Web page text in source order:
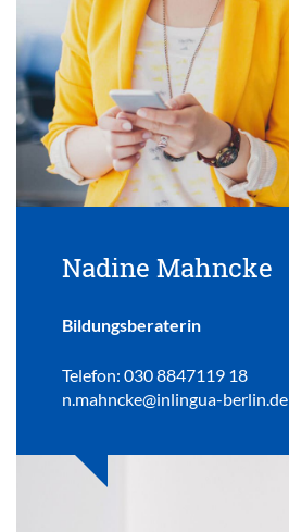
Nadine Mahncke
Bildungsberaterin
Telefon: 030 8847119 18
n.mahncke@inlingua-berlin.de